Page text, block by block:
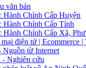
văn bản
Hành Chính Cấp Huyện
Hành Chính Cấp Tỉnh
Hành Chính Cấp Xã,
điện tử | Ecommerce
Nguồn từ Internet
- Nghiên cứu